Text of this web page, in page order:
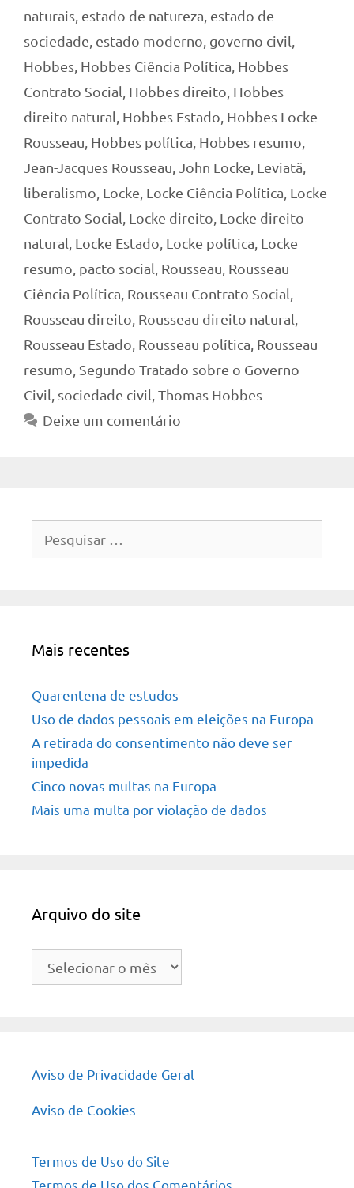
naturais, estado de natureza, estado de
sociedade, estado moderno, governo civil,
Hobbes, Hobbes Ciência Política, Hobbes
Contrato Social, Hobbes direito, Hobbes
direito natural, Hobbes Estado, Hobbes Locke
Rousseau, Hobbes política, Hobbes resumo,
Jean-Jacques Rousseau,John Locke, Leviatã,
liberalismo, Locke, Locke Ciência Política, Locke
Contrato Social, Locke direito, Locke direito
natural, Locke Estado, Locke política, Locke
resumo, pacto social, Rousseau, Rousseau
Ciência Política, Rousseau Contrato Social,
Rousseau direito, Rousseau direito natural,
Rousseau Estado, Rousseau política, Rousseau
resumo, Segundo Tratado sobre o Governo
Civil, sociedade civil,Thomas Hobbes
Deixe um comentário
por:
Mais recentes
Quarentena de estudos
Uso de dados pessoais em eleições na Europa
A retirada do consentimento não deve ser
impedida
Cinco novas multas na Europa
Mais uma multa por violação de dados
Arquivo do site
Arquivo
Aviso de Privacidade Geral
Aviso de Cookies
Termos de Uso do Site